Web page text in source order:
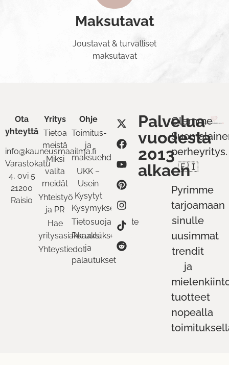
Maksutavat
Joustavat & turvalliset
maksutavat
Ota
yhteyttä
info@kauneusmaailma.fi
Varastokatu
4, ovi 5
21200
Raisio
Yritys
Tietoa
meistä
Miksi
valita
meidät
Yhteistyö
ja PR
Hae
yritysasiakkaaksi
Yhteystiedot
Ohje
Toimitus-
ja
maksuehdot
UKK –
Usein
Kysytyt
Kysymykset
Tietosuojaseloste
Peruutukset
ja
palautukset
Palvelua
vuodesta
2013
alkaen
Olemme
perheyritys.
🇫🇮
Pyrimme
tarjoamaan
sinulle
uusimmat
trendit
ja
tuotteet
nopealla